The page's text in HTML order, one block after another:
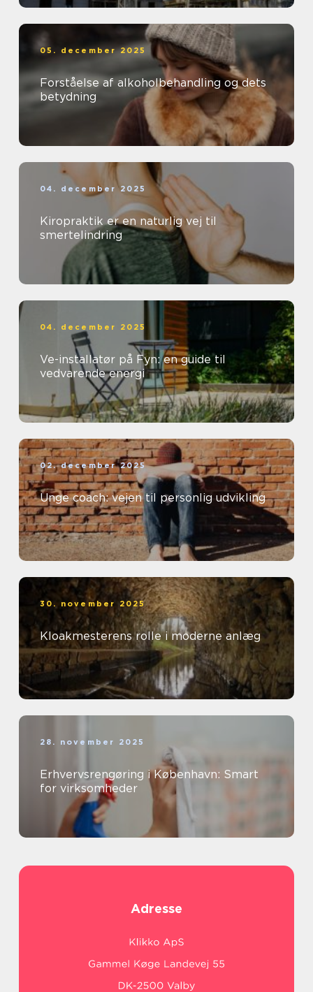
05. december 2025
Forståelse af alkoholbehandling og dets
betydning
04. december 2025
Kiropraktik er en naturlig vej til
smertelindring
04. december 2025
Ve-installatør på Fyn: en guide til
vedvarende energi
02. december 2025
Unge coach: vejen til personlig udvikling
30. november 2025
Kloakmesterens rolle i moderne anlæg
28. november 2025
Erhvervsrengøring i København: Smart
for virksomheder
Adresse